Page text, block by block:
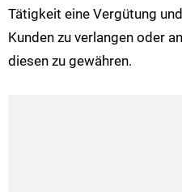
Tätigkeit eine Vergütung
Kunden zu verlangen oder
diesen zu gewähren.